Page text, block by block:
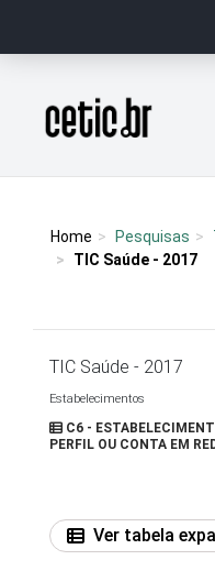
Página inicial
Home Pesquisas
TIC Saúde - 2017
TIC Saúde - 2017
Estabelecimentos
C6 -
PERFIL OU CONTA EM
Ver tabela